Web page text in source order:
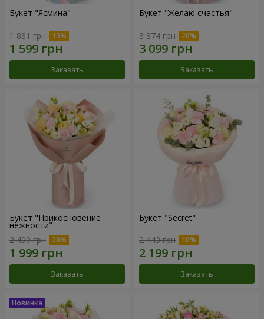
Букет "Ясмина"
1 881 грн
Заказать
Букет "Желаю счастья"
3 874 грн
Заказать
Букет "Прикосновение
нежности"
2 499 грн
Заказать
Букет "Secret"
2 443 грн
Заказать